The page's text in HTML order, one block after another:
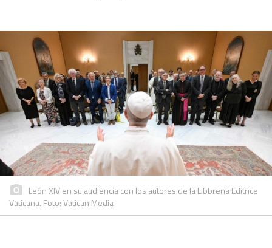
León XIV en su audiencia con los autores de la Libbreria Editrice
Vaticana. Foto: Vatican Media